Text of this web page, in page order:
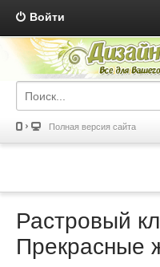
Войти
Полная версия сайта
Растровый
Прекрасные